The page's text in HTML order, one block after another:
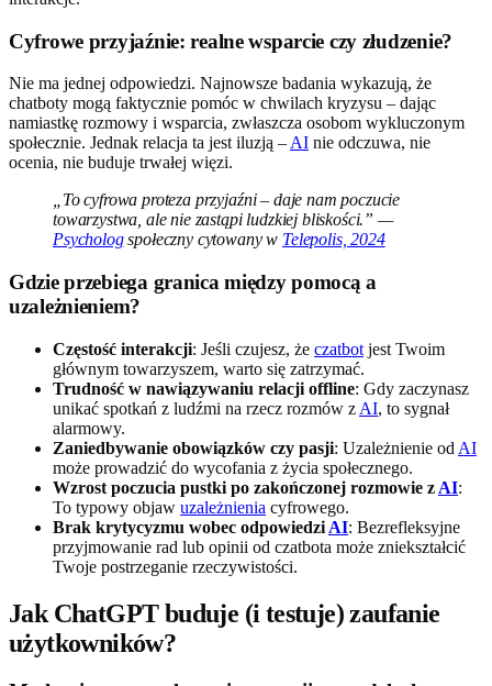
Cyfrowe przyjaźnie: realne wsparcie czy złudzenie?
Nie ma jednej odpowiedzi. Najnowsze badania wykazują, że
chatboty mogą faktycznie pomóc w chwilach kryzysu – dając
namiastkę rozmowy i wsparcia, zwłaszcza osobom wykluczonym
społecznie. Jednak relacja ta jest iluzją – AI nie odczuwa, nie
ocenia, nie buduje trwałej więzi.
„To cyfrowa proteza przyjaźni – daje nam poczucie
towarzystwa, ale nie zastąpi ludzkiej bliskości.” —
Psychologspołeczny cytowany w Telepolis, 2024
Gdzie przebiega granica między pomocą a
uzależnieniem?
Częstość interakcji: Jeśli czujesz, że czatbot jest Twoim
głównym towarzyszem, warto się zatrzymać.
Trudność w nawiązywaniu relacji offline: Gdy zaczynasz
unikać spotkań z ludźmi na rzecz rozmów z AI, to sygnał
alarmowy.
Zaniedbywanie obowiązków czy pasji: Uzależnienie od AI
może prowadzić do wycofania z życia społecznego.
Wzrost poczucia pustki po zakończonej rozmowie z AI:
To typowy objaw uzależnienia cyfrowego.
Brak krytycyzmu wobec odpowiedzi AI: Bezrefleksyjne
przyjmowanie rad lub opinii od czatbota może zniekształcić
Twoje postrzeganie rzeczywistości.
Jak ChatGPT buduje (i testuje) zaufanie
użytkowników?